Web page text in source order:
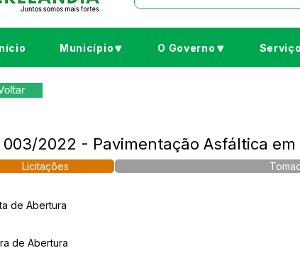
Município🔽 O Governo🔽
003/2022 - Pavimentação Asfáltica em
Licitações
de Abertura
de Abertura